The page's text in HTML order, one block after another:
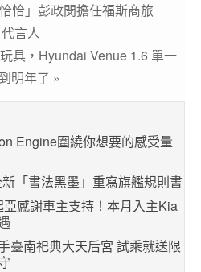
恰」彭政閔擔任福斯商旅
言人
具，Hyundai Venue 1.6 單一
明年了 »
Engine圍繞你想要的感受量
「書法黑墨」重寫旗艦規則書
感謝車主支持！本月入主Kia
臺南祀典大天后宮 試乘就送限